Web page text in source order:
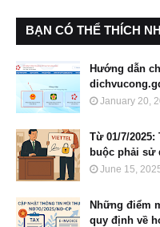
BẠN CÓ THỂ THÍCH
Hướng dẫn
January 20,
Từ 01/7/
buộc phải sử
June 15,
Những điểm
quy định về